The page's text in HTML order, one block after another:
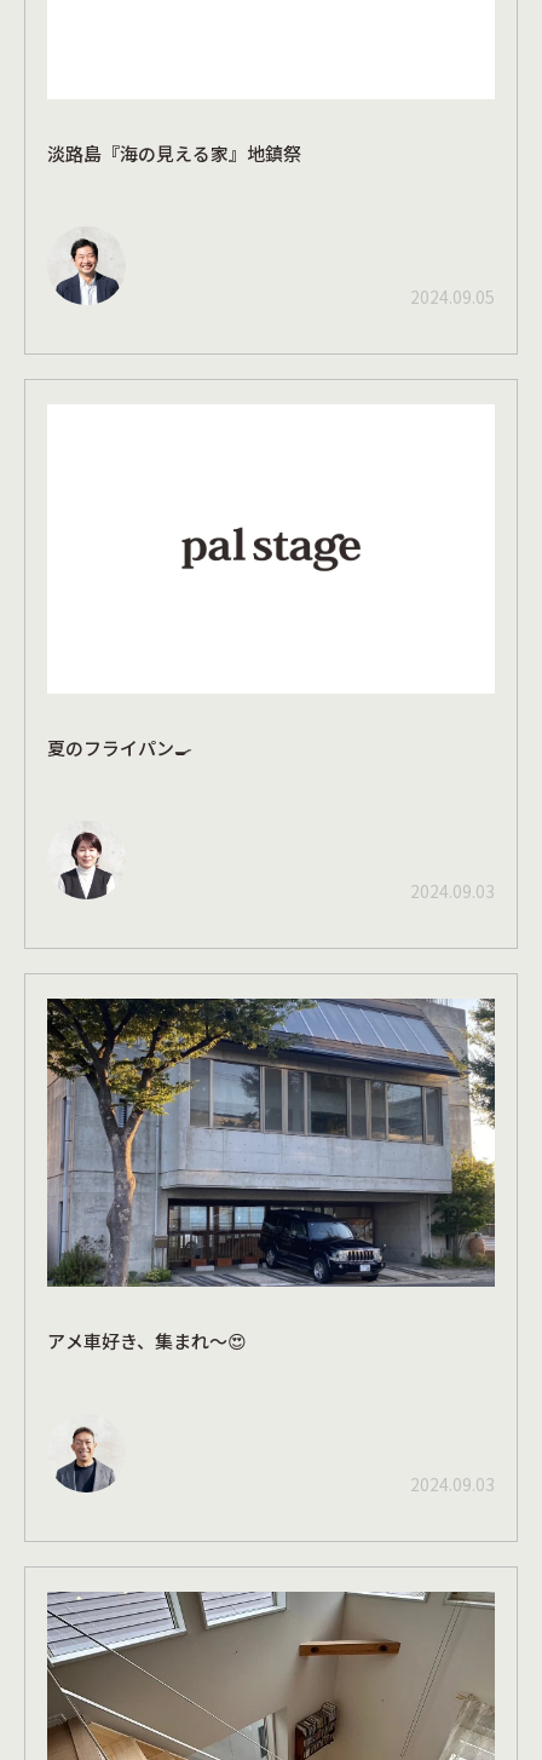
淡路島『海の見える家』地鎮祭
2024.09.05
夏のフライパン🍳
2024.09.03
アメ車好き、集まれ～😍
2024.09.03